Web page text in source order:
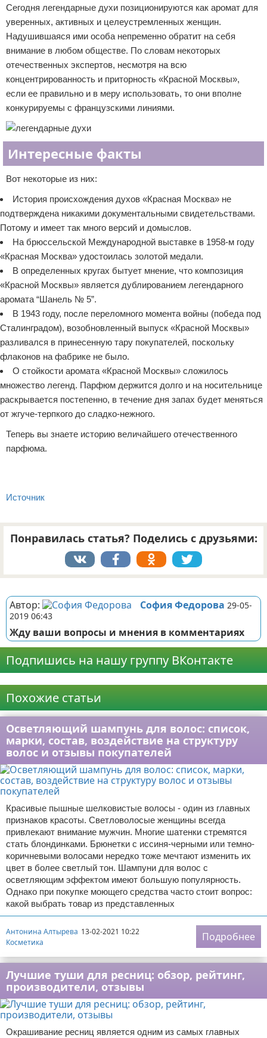
Сегодня легендарные духи позиционируются как аромат для
уверенных, активных и целеустремленных женщин.
Надушившаяся ими особа непременно обратит на себя
внимание в любом обществе. По словам некоторых
отечественных экспертов, несмотря на всю
концентрированность и приторность «Красной Москвы»,
если ее правильно и в меру использовать, то они вполне
конкурируемы с французскими линиями.
Интересные факты
Вот некоторые из них:
История происхождения духов «Красная Москва» не
подтверждена никакими документальными свидетельствами.
Потому и имеет так много версий и домыслов.
На брюссельской Международной выставке в 1958-м году
«Красная Москва» удостоилась золотой медали.
В определенных кругах бытует мнение, что композиция
«Красной Москвы» является дублированием легендарного
аромата “Шанель № 5”.
В 1943 году, после переломного момента войны (победа под
Сталинградом), возобновленный выпуск «Красной Москвы»
разливался в принесенную тару покупателей, поскольку
флаконов на фабрике не было.
О стойкости аромата «Красной Москвы» сложилось
множество легенд. Парфюм держится долго и на носительнице
раскрывается постепенно, в течение дня запах будет меняться
от жгуче-терпкого до сладко-нежного.
Теперь вы знаете историю величайшего отечественного
парфюма.
Источник
Понравилась статья? Поделись с друзьями:
Автор: София Федорова 29-05-
2019 06:43
Жду ваши вопросы и мнения в комментариях
Подпишись на нашу группу ВКонтакте
Похожие статьи
Осветляющий шампунь для волос: список,
марки, состав, воздействие на структуру
волос и отзывы покупателей
Красивые пышные шелковистые волосы - один из главных
признаков красоты. Светловолосые женщины всегда
привлекают внимание мужчин. Многие шатенки стремятся
стать блондинками. Брюнетки с иссиня-черными или темно-
коричневыми волосами нередко тоже мечтают изменить их
цвет в более светлый тон. Шампуни для волос с
осветляющим эффектом имеют большую популярность.
Однако при покупке моющего средства часто стоит вопрос:
какой выбрать товар из представленных
Антонина Алтырева 13-02-2021 10:22
Косметика
Подробнее
Лучшие туши для ресниц: обзор, рейтинг,
производители, отзывы
Окрашивание ресниц является одним из самых главных